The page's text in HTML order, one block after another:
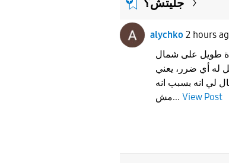
جليتش؟
alychko 2 hours
طويل على شمال
له أي ضرر، يعني
لي انه بسبب انه
مش... View Post